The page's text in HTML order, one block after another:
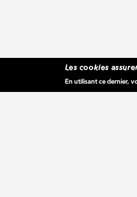
Les cookies
En utilisant ce dernier,